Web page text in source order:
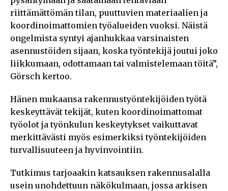
riittämättömän tilan, puuttuvien materiaalien ja
koordinoimattomien työalueiden vuoksi. Näistä
ongelmista syntyi ajanhukkaa varsinaisten
asennustöiden sijaan, koska työntekijä joutui joko
liikkumaan, odottamaan tai valmistelemaan töitä”,
Görsch kertoo.
Hänen mukaansa rakennustyöntekijöiden työtä
keskeyttävät tekijät, kuten koordinoimattomat
työolot ja työnkulun keskeytykset vaikuttavat
merkittävästi myös esimerkiksi työntekijöiden
turvallisuuteen ja hyvinvointiin.
Tutkimus tarjoaakin katsauksen rakennusalalla
usein unohdettuun näkökulmaan, jossa arkisen